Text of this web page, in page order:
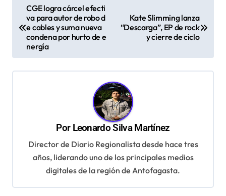
e
g
e
CGE logra cárcel efecti
va para autor de robo d
e cables y suma nueva
condena por hurto de e
nergía
Kate Slimming lanza
“Descarga”, EP de rock
y cierre de ciclo
Por Leonardo Silva Martínez
Director de Diario Regionalista desde hace tres
años, liderando uno de los principales medios
digitales de la región de Antofagasta.